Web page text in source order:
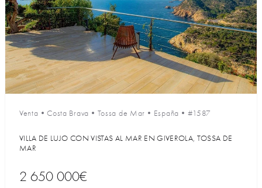
Venta •Costa Brava • Tossa de Mar • España • #1587
VILLA DE LUJO CON VISTAS AL MAR EN GIVEROLA, TOSSA DE
MAR
2 650 000€